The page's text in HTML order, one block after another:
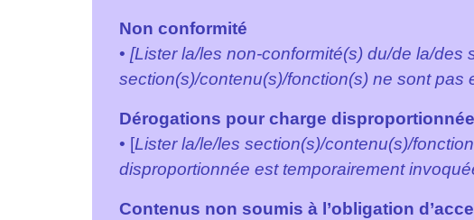
Non conformité
• [Lister la/les non-conformité(s) du/de la/des
section(s)/contenu(s)/fonction(s) ne sont pas
Dérogations pour charge disproportionnée
• [Lister la/le/les section(s)/contenu(s)/
disproportionnée est temporairement
Contenus non soumis à l’obligation